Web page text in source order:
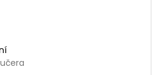
je 5 z 5 hvězdiček.